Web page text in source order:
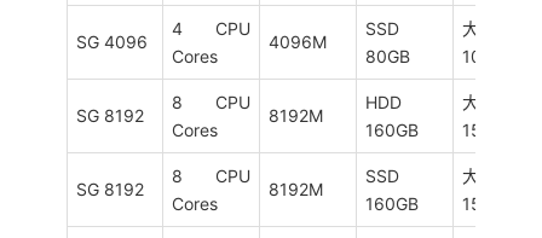
SG 4096
4 CPU
Cores
4096M
SSD
80GB
大陆优化
10M
SG 8192
8 CPU
Cores
8192M
HDD
160GB
大陆优化
15M
SG 8192
8 CPU
Cores
8192M
SSD
160GB
大陆优化
15M